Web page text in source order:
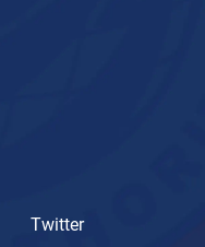
Twitter